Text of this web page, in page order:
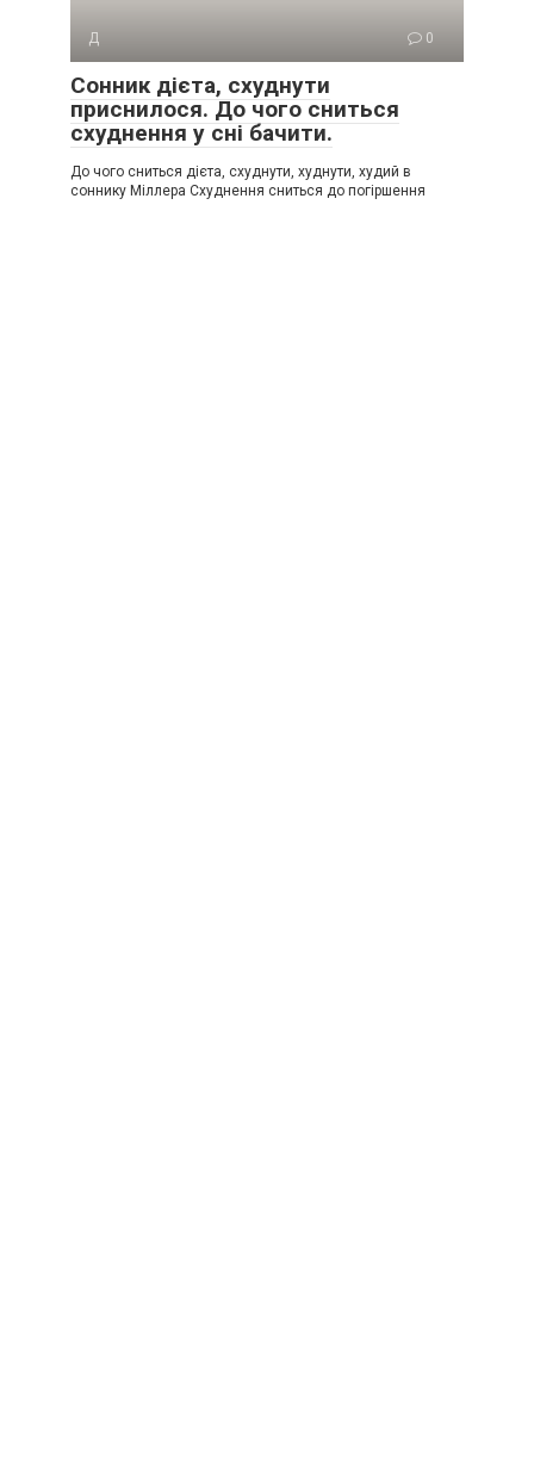
Д 0
Сонник дієта, схуднути
приснилося. До чого сниться
схуднення у сні бачити.
До чого сниться дієта, схуднути, худнути, худий в
соннику Міллера Схуднення сниться до погіршення